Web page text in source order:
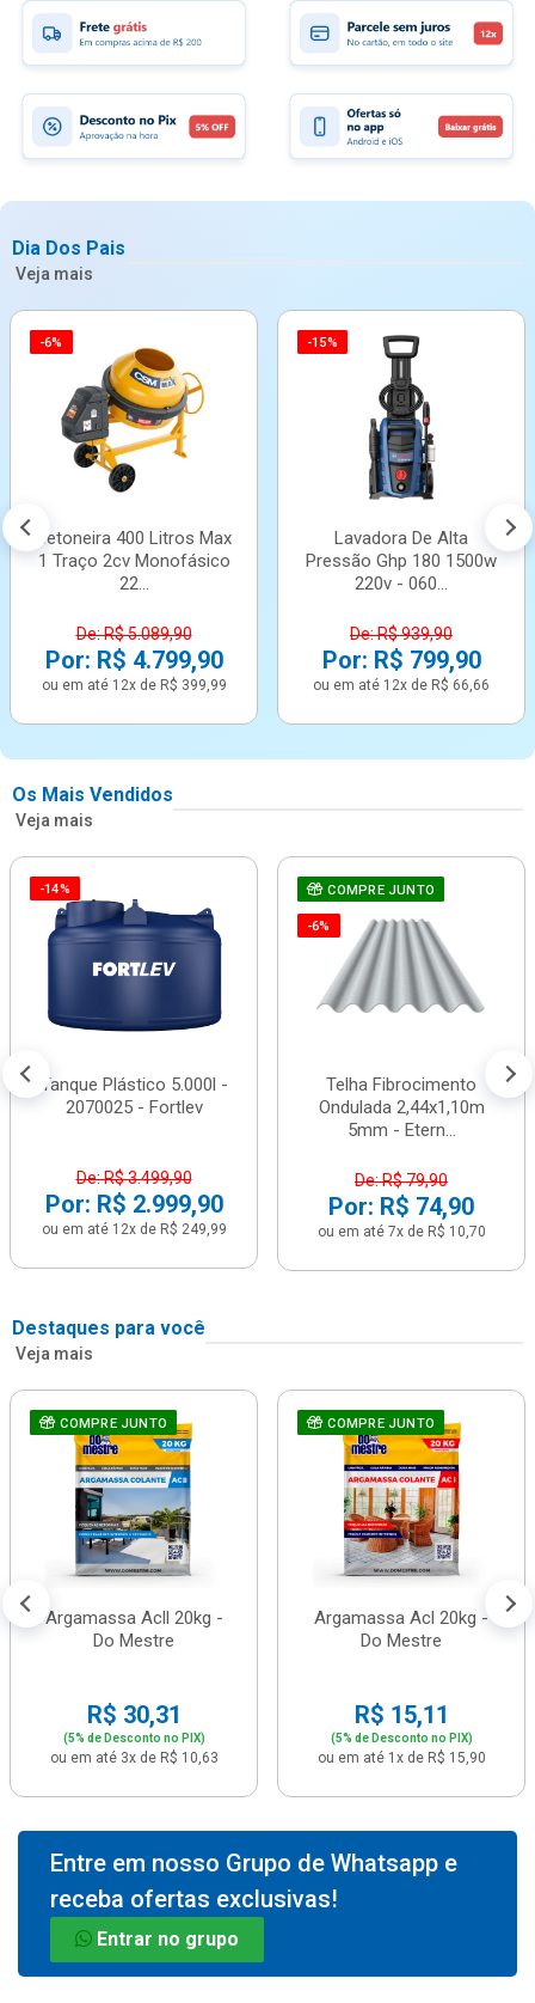
Dia Dos Pais
Veja mais
-6%
Betoneira 400 Litros Max
1 Traço 2cv Monofásico
22...
De: R$ 5.089,90
Por: R$ 4.799,90
ou em até 12x de R$ 399,99
-15%
Lavadora De Alta
Pressão Ghp 180 1500w
220v - 060...
De: R$ 939,90
Por: R$ 799,90
ou em até 12x de R$ 66,66
Os Mais Vendidos
Veja mais
-14%
Tanque Plástico 5.000l -
2070025 - Fortlev
De: R$ 3.499,90
Por: R$ 2.999,90
ou em até 12x de R$ 249,99
COMPRE JUNTO
-6%
Telha Fibrocimento
Ondulada 2,44x1,10m
5mm - Etern...
De: R$ 79,90
Por: R$ 74,90
ou em até 7x de R$ 10,70
Destaques para você
Veja mais
COMPRE JUNTO
Argamassa Acll 20kg -
Do Mestre
R$ 30,31
(5% de Desconto no PIX)
ou em até 3x de R$ 10,63
COMPRE JUNTO
Argamassa Acl 20kg -
Do Mestre
R$ 15,11
(5% de Desconto no PIX)
ou em até 1x de R$ 15,90
Entre em nosso Grupo de Whatsapp e
receba ofertas exclusivas!
Entrar no grupo